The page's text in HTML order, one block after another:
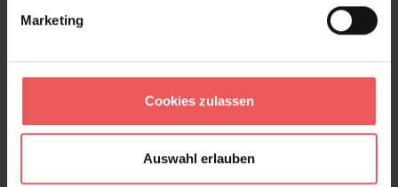
Marketing
Cookies zulassen
Auswahl erlauben